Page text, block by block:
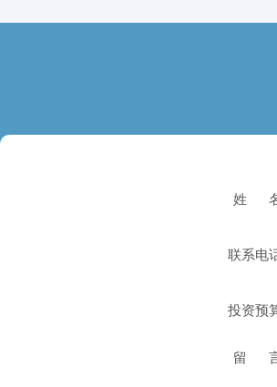
姓 名
联系电
投资预
留 言